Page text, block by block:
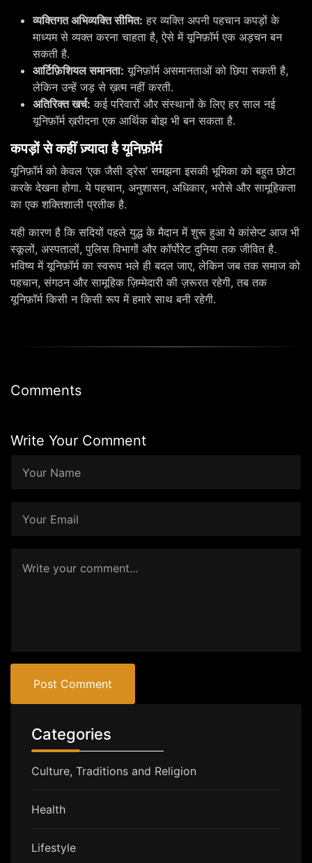
व्यक्तिगत अभिव्यक्ति सीमित: हर व्यक्ति अपनी पहचान कपड़ों के
माध्यम से व्यक्त करना चाहता है, ऐसे में यूनिफ़ॉर्म एक अड़चन बन
सकती है.
आर्टिफ़िशियल समानता: यूनिफ़ॉर्म असमानताओं को छिपा सकती है,
लेकिन उन्हें जड़ से ख़त्म नहीं करती.
अतिरिक्त खर्च: कई परिवारों और संस्थानों के लिए हर साल नई
यूनिफ़ॉर्म ख़रीदना एक आर्थिक बोझ भी बन सकता है.
कपड़ों से कहीं ज़्यादा है यूनिफ़ॉर्म
यूनिफ़ॉर्म को केवल ‘एक जैसी ड्रेस’ समझना इसकी भूमिका को बहुत छोटा
करके देखना होगा. ये पहचान, अनुशासन, अधिकार, भरोसे और सामूहिकता
का एक शक्तिशाली प्रतीक है.
यही कारण है कि सदियों पहले युद्ध के मैदान में शुरू हुआ ये कांसेप्ट आज भी
स्कूलों, अस्पतालों, पुलिस विभागों और कॉर्पोरेट दुनिया तक जीवित है.
भविष्य में यूनिफ़ॉर्म का स्वरूप भले ही बदल जाए, लेकिन जब तक समाज को
पहचान, संगठन और सामूहिक ज़िम्मेदारी की ज़रूरत रहेगी, तब तक
यूनिफ़ॉर्म किसी न किसी रूप में हमारे साथ बनी रहेगी.
Comments
Write Your Comment
Post Comment
Categories
Culture, Traditions and Religion
Health
Lifestyle